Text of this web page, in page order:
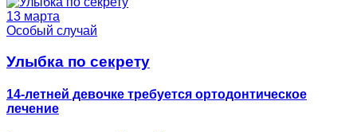
13 марта
Особый случай
Улыбка по секрету
14-летней девочке требуется ортодонтическое
лечение